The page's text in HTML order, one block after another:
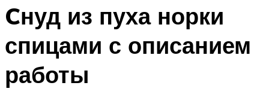
Cнуд из пуха норки
спицами с описанием
работы